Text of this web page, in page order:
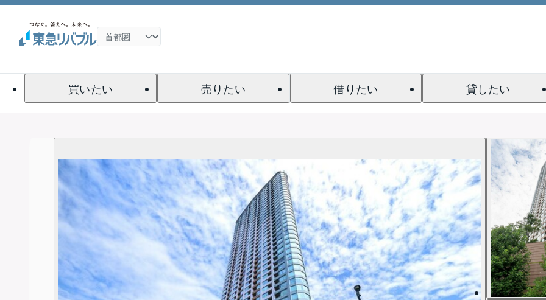
買いたい 売りたい 借りたい 貸したい